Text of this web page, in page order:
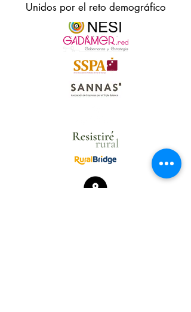
Unidos por el reto demográfico